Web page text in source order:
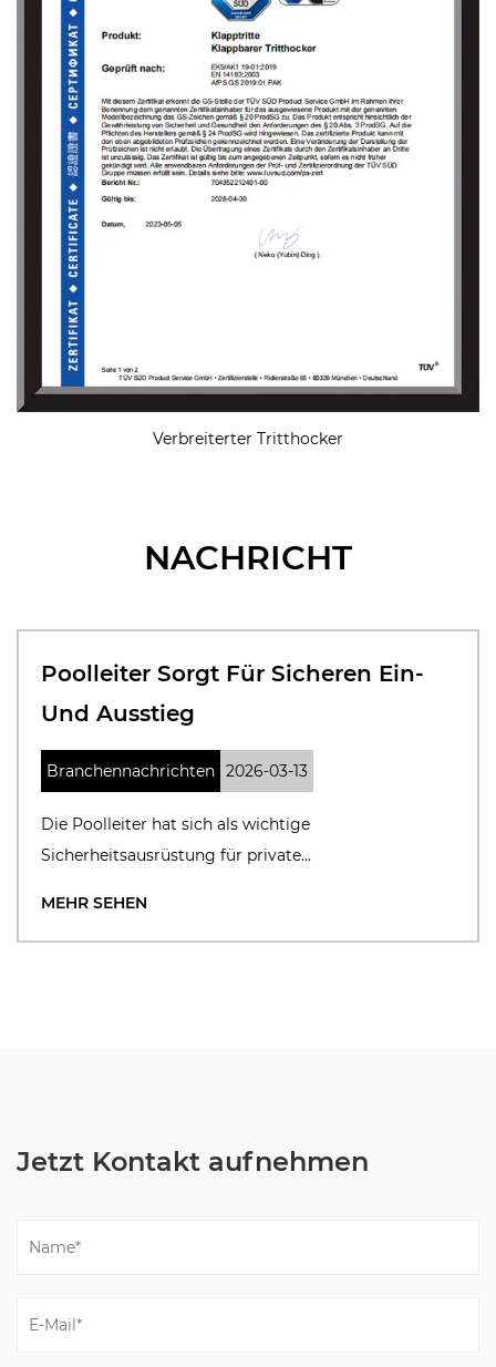
Verbreiterter Tritthocker
NACHRICHT
Poolleiter Sorgt Für Sicheren Ein-
Und Ausstieg
Branchennachrichten 2026-03-13
Die Poolleiter hat sich als wichtige
Sicherheitsausrüstung für private...
MEHR SEHEN
Jetzt Kontakt aufnehmen